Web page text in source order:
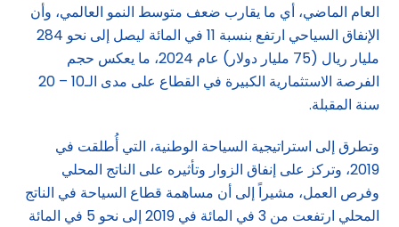
العام الماضي، أي ما يقارب ضعف متوسط النمو العالمي، وأن
الإنفاق السياحي ارتفع بنسبة 11 في المائة ليصل إلى نحو 284
مليار ريال (75 مليار دولار) عام 2024، ما يعكس حجم
الفرصة الاستثمارية الكبيرة في القطاع على مدى الـ10 – 20
سنة المقبلة.
وتطرق إلى استراتيجية السياحة الوطنية، التي أُطلقت في
2019، وتركز على إنفاق الزوار وتأثيره على الناتج المحلي
وفرص العمل، مشيراً إلى أن مساهمة قطاع السياحة في الناتج
المحلي ارتفعت من 3 في المائة في 2019 إلى نحو 5 في المائة